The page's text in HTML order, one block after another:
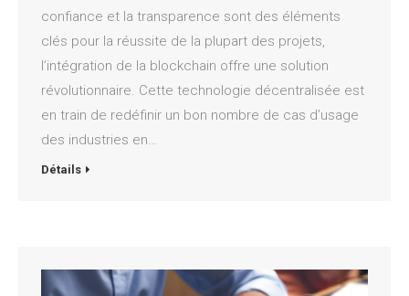
confiance et la transparence sont des éléments
clés pour la réussite de la plupart des projets,
l’intégration de la blockchain offre une solution
révolutionnaire. Cette technologie décentralisée est
en train de redéfinir un bon nombre de cas d’usage
des industries en…
Détails